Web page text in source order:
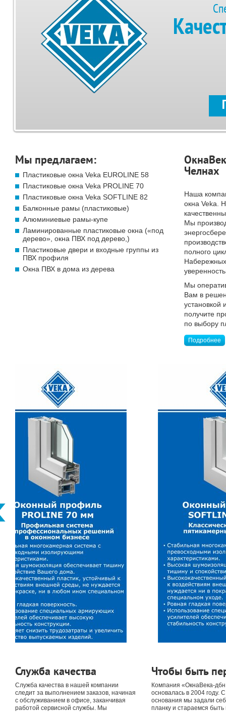
Мы предлагаем:
Пластиковые окна Veka EUROLINE 58
Пластиковые окна Veka PROLINE 70
Пластиковые окна Veka SOFTLINE 82
Балконные рамы (пластиковые)
Алюминиевые рамы-купе
Ламинированные пластиковые окна («под
дерево», окна ПВХ под дерево,)
Пластиковые двери и входные группы из
ПВХ профиля
Окна ПВХ в дома из дерева
Челнах
Наша
окна Veka.
Мы
полного
Мы
Вам в
установкой
получите
по выбору
Подробнее
Служба качества
Служба качества в нашей компании
следит за выполнением заказов, начиная
с обслуживанием в офисе, заканчивая
работой сервисной службы. Мы
Чтобы быть
Компания «ОкнаВека-
основалась в 2004 году.
основания мы задали
планку и стараемся быть